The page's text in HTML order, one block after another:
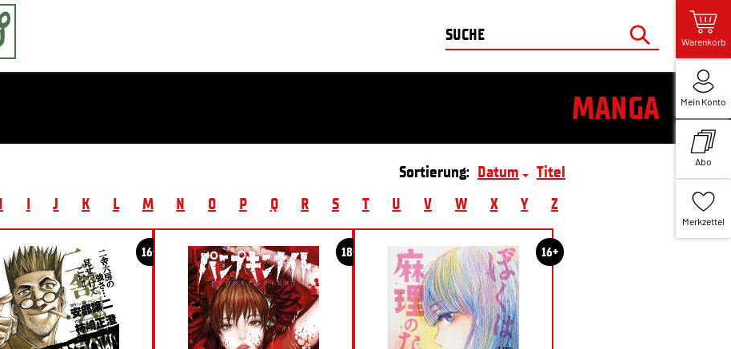
Warenkorb
Mein Konto
Abo
Merkzettel
MANGA
Sortierung: Datum
Titel
I J K L M N O P Q R S T U V W X Y Z
16+ 18+ 16+